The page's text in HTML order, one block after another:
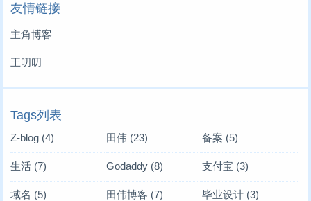
友情链接
主角博客
王叨叨
Tags列表
Z-blog (4) 田伟(23) 备案 (5)
生活 (7) Godaddy(8) 支付宝 (3)
域名 (5) 田伟博客 (7) 毕业设计(3)